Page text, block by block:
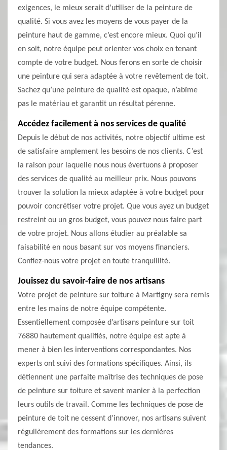
exigences, le mieux serait d’utiliser de la peinture de
qualité. Si vous avez les moyens de vous payer de la
peinture haut de gamme, c’est encore mieux. Quoi qu’il
en soit, notre équipe peut orienter vos choix en tenant
compte de votre budget. Nous ferons en sorte de choisir
une peinture qui sera adaptée à votre revêtement de toit.
Sachez qu’une peinture de qualité est opaque, n’abîme
pas le matériau et garantit un résultat pérenne.
Accédez facilement à nos services de qualité
Depuis le début de nos activités, notre objectif ultime est
de satisfaire amplement les besoins de nos clients. C’est
la raison pour laquelle nous nous évertuons à proposer
des services de qualité au meilleur prix. Nous pouvons
trouver la solution la mieux adaptée à votre budget pour
pouvoir concrétiser votre projet. Que vous ayez un budget
restreint ou un gros budget, vous pouvez nous faire part
de votre projet. Nous allons étudier au préalable sa
faisabilité en nous basant sur vos moyens financiers.
Confiez-nous votre projet en toute tranquillité.
Jouissez du savoir-faire de nos artisans
Votre projet de peinture sur toiture à Martigny sera remis
entre les mains de notre équipe compétente.
Essentiellement composée d’artisans peinture sur toit
76880 hautement qualifiés, notre équipe est apte à
mener à bien les interventions correspondantes. Nos
experts ont suivi des formations spécifiques. Ainsi, ils
détiennent une parfaite maîtrise des techniques de pose
de peinture sur toiture et savent manier à la perfection
leurs outils de travail. Comme les techniques de pose de
peinture de toit ne cessent d’innover, nos artisans suivent
régulièrement des formations sur les dernières
tendances.